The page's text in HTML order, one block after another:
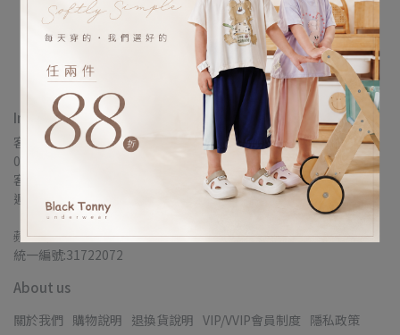
已售完 已售完
Information
客服專線：
0277295333
客服時間：
週一至週五10:00-17:00
蘋果蘇菲國際企業
統一編號:31722072
About us
關於我們 購物說明 退換貨說明 VIP/VVIP會員制度 隱私政策